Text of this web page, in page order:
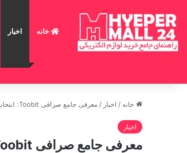
خانه اخبار
خانه / اخبار / معرفی جامع صرافی Toobit: انتخابی مطمئن برای معاملات بین‌المللی ارز دیجیتال
اخبار
معرفی جامع صرافی Toobit: انتخابی مطمئن برای معاملات بین‌المللی ارز دیجیتال